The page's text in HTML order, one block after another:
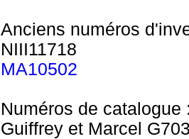
Anciens numéros
NIII11718
MA10502
Numéros de catalogue
Guiffrey et Marcel